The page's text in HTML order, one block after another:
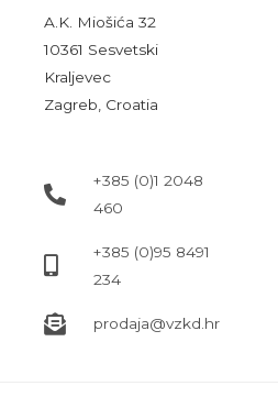
A.K. Miošića 32
10361 Sesvetski
Kraljevec
Zagreb, Croatia
+385 (0)1 2048
460
+385 (0)95 8491
234
prodaja@vzkd.hr